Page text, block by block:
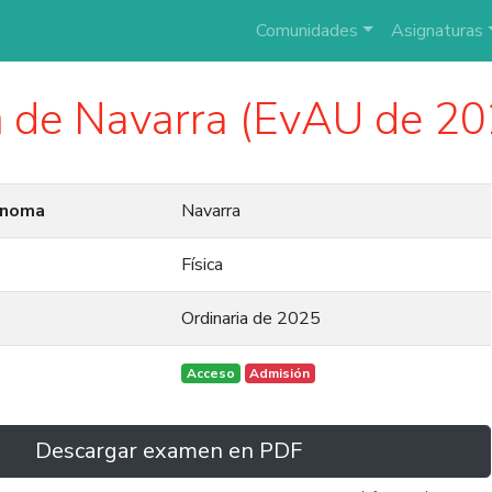
Comunidades Asignaturas
de Navarra (EvAU de
Navarra
Física
Ordinaria de 2025
Acceso Admisión
Descargar examen en PDF